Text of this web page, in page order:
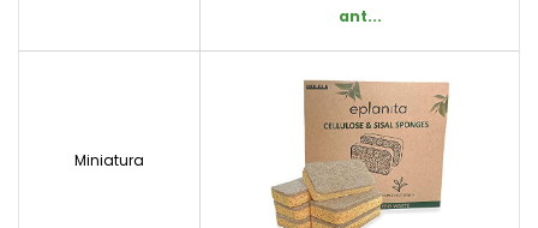
ant...
Miniatura